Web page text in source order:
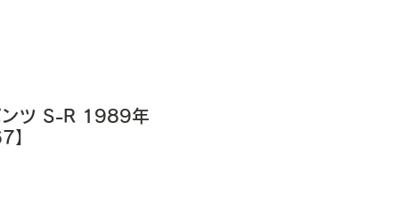
ツ S-R 1989年
】